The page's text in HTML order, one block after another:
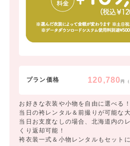
プラン価格 120,780円（
お好きな衣装や小物を自由に選べる！
当日の袴レンタル＆前撮りが可能な
当日お支度なしの場合、北海道内の
くり返却可能！
袴衣装一式＆小物レンタルもセット